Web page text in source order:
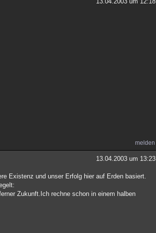
melden
13.04.2003 um 13:23
Existenz und unser Erfolg hier auf Erden basiert.
Zukunft.Ich rechne schon in einem halben